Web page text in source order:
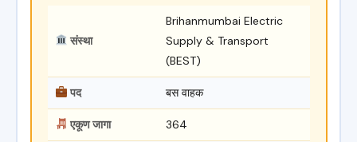
संस्था
Brihanmumbai Electric
Supply & Transport
(BEST)
पद बस वाहक
एकूण जागा 364